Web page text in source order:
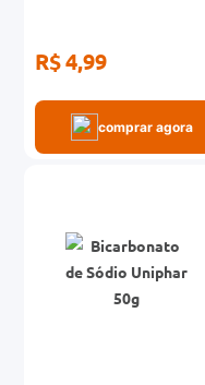
R$ 4,99
comprar agora